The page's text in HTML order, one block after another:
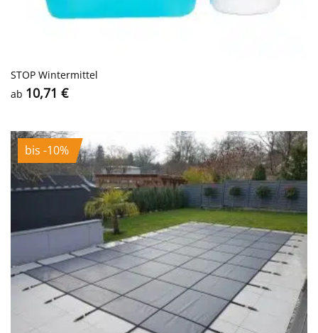
STOP Wintermittel
ab 10,71 €
bis -10%